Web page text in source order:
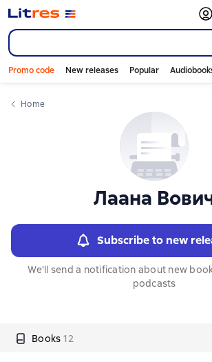
Promo code New releases Popular
Home
Лаана
Subscribe to new
We'll send a notification about new
podcasts
Books 12
Слайдер с книгами
Слайдер с книгами